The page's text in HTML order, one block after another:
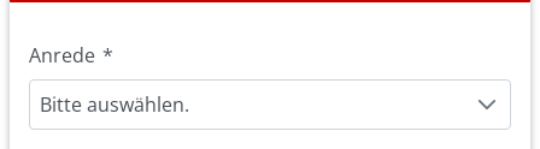
Anrede *
Bitte auswählen.